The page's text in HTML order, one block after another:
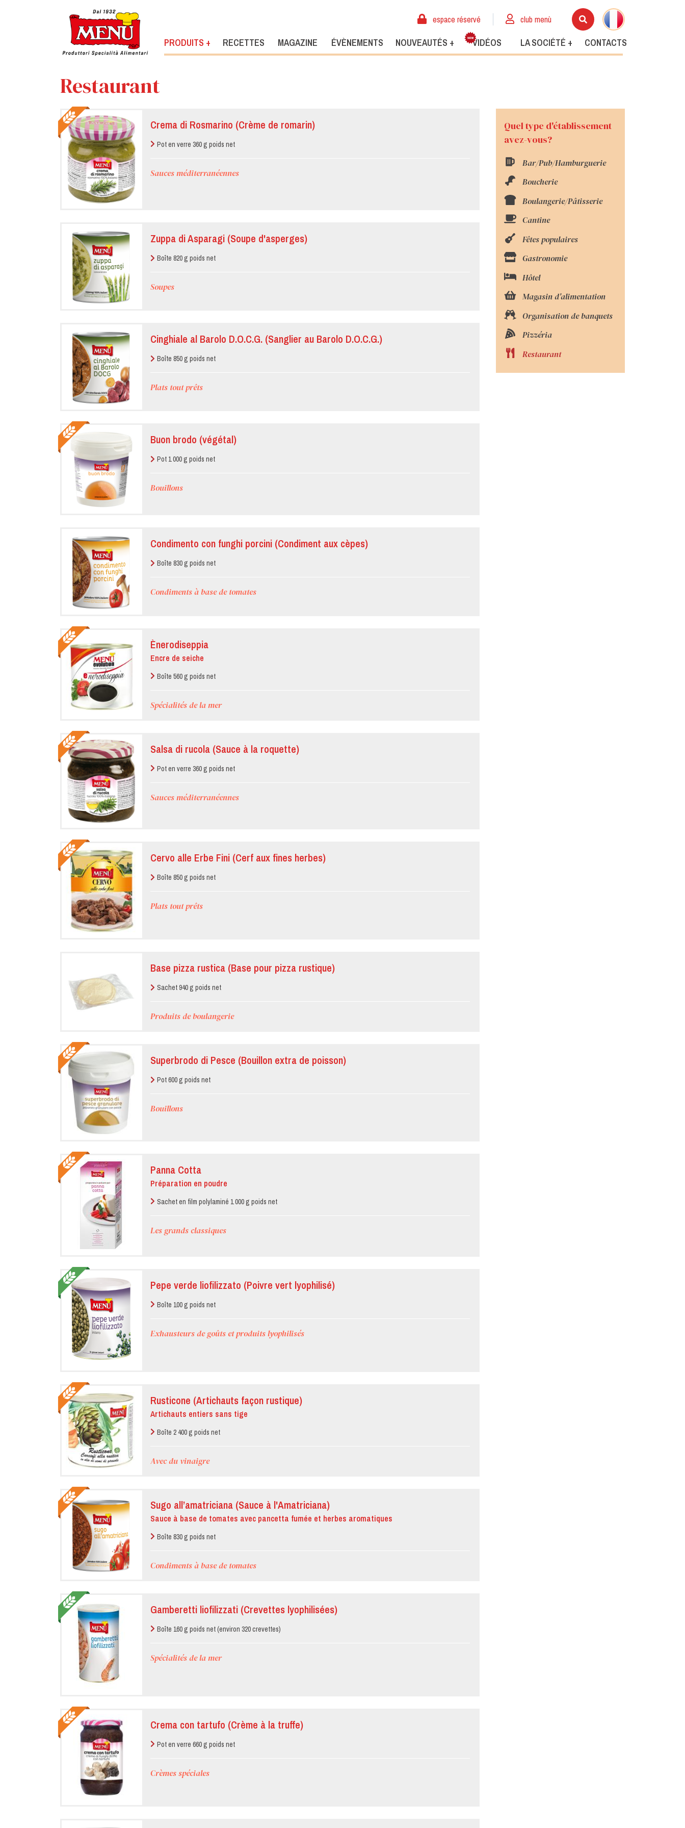
espace réservé club menù
PRODUITS + RECETTES MAGAZINE ÉVÈNEMENTS NOUVEAUTÉS + VIDÉOS LA SOCIÉTÉ + CONTACTS
Restaurant
Crema di Rosmarino (Crème de romarin)
Pot en verre 360 g poids net
Sauces méditerranéennes
Zuppa di Asparagi (Soupe d'asperges)
Boîte 820 g poids net
Soupes
Cinghiale al Barolo D.O.C.G. (Sanglier au Barolo D.O.C.G.)
Boîte 850 g poids net
Plats tout prêts
Buon brodo (végétal)
Pot 1 000 g poids net
Bouillons
Condimento con funghi porcini (Condiment aux cèpes)
Boîte 830 g poids net
Condiments à base de tomates
Ènerodiseppia
Encre de seiche
Boîte 560 g poids net
Spécialités de la mer
Salsa di rucola (Sauce à la roquette)
Pot en verre 360 g poids net
Sauces méditerranéennes
Cervo alle Erbe Fini (Cerf aux fines herbes)
Boîte 850 g poids net
Plats tout prêts
Base pizza rustica (Base pour pizza rustique)
Sachet 940 g poids net
Produits de boulangerie
Superbrodo di Pesce (Bouillon extra de poisson)
Pot 600 g poids net
Bouillons
Panna Cotta
Préparation en poudre
Sachet en film polylaminé 1 000 g poids net
Les grands classiques
Pepe verde liofilizzato (Poivre vert lyophilisé)
Boîte 100 g poids net
Exhausteurs de goûts et produits lyophilisés
Rusticone (Artichauts façon rustique)
Artichauts entiers sans tige
Boîte 2 400 g poids net
Avec du vinaigre
Sugo all’amatriciana (Sauce à l'Amatriciana)
Sauce à base de tomates avec pancetta fumée et herbes aromatiques
Boîte 830 g poids net
Condiments à base de tomates
Gamberetti liofilizzati (Crevettes lyophilisées)
Boîte 160 g poids net (environ 320 crevettes)
Spécialités de la mer
Crema con tartufo (Crème à la truffe)
Pot en verre 660 g poids net
Crèmes spéciales
Quel type d'établissement
avez-vous?
Bar/Pub/Hamburguerie
Boucherie
Boulangerie/Pâtisserie
Cantine
Fêtes populaires
Gastronomie
Hôtel
Magasin d'alimentation
Organisation de banquets
Pizzéria
Restaurant